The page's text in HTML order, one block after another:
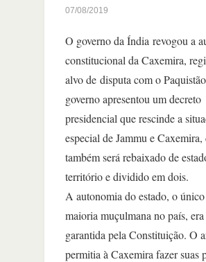
07/08/2019
O governo da Índia revogou a
constitucional da Caxemira,
alvo de disputa com o
governo apresentou um decreto
presidencial que rescinde a
especial de Jammu e Caxemira,
também será rebaixado de
território e dividido em dois.
A autonomia do estado, o
maioria muçulmana no país, era
garantida pela Constituição. O
permitia à Caxemira fazer suas